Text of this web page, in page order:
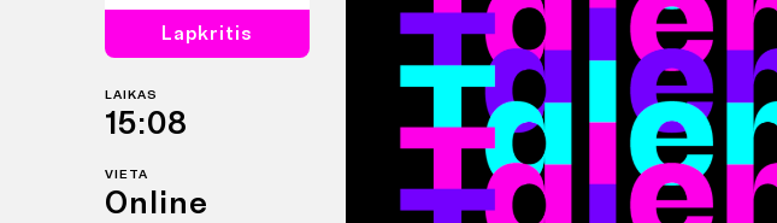
Lapkritis
LAIKAS
15:08
VIETA
Online